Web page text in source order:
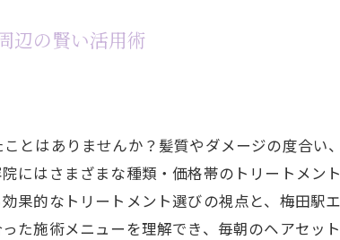
辺の賢い活用術
とはありませんか？髪質やダメージの度合い
にはさまざまな種類・価格帯のトリートメン
果的なトリートメント選びの視点と、梅田駅
た施術メニューを理解でき、毎朝のヘアセッ